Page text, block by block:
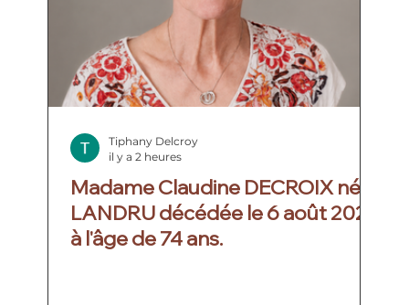
Madame Claudine DECROIX née
LANDRU décédée le 6 août 2026
à l'âge de 74 ans.
Tiphany Delcroy
il y a 2 heures